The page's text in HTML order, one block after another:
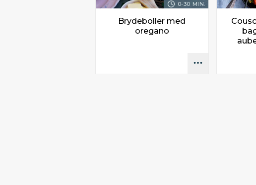
0-30 MIN.
Brydeboller med
oregano